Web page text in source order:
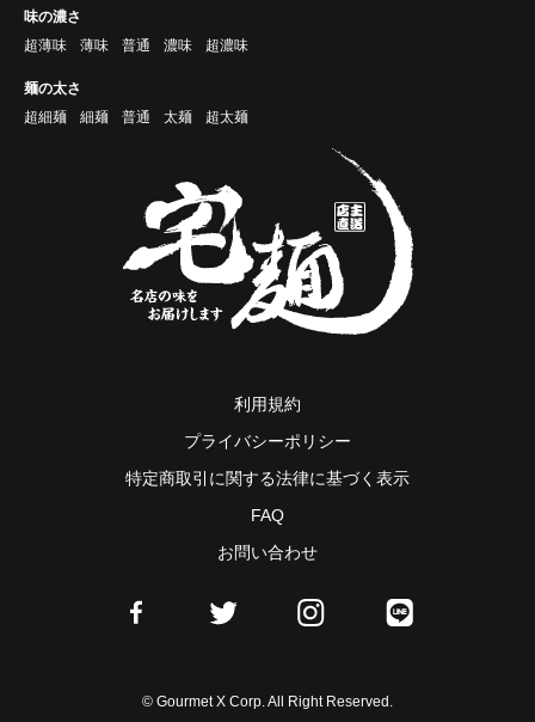
味の濃さ
超薄味
薄味 普通 濃味 超濃味
麺の太さ
超細麺
細麺 普通 太麺 超太麺
利用規約
プライバシーポリシー
特定商取引に関する法律に基づく表示
FAQ
お問い合わせ
© Gourmet X Corp. All Right Reserved.